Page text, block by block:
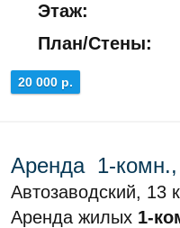
Этаж:
План/Стены:
20 000 р.
Аренда 1-комн.,
Автозаводский, 13
Аренда жилых 1-